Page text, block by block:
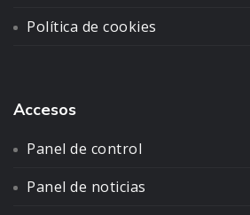
Política de cookies
Accesos
Panel de control
Panel de noticias